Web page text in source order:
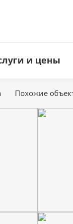
КОММЕРЧЕСКАЯ
и цены
Похожие